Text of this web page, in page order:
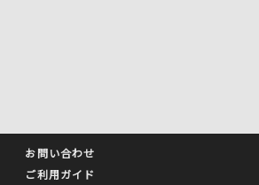
お問い合わせ
ご利用ガイド